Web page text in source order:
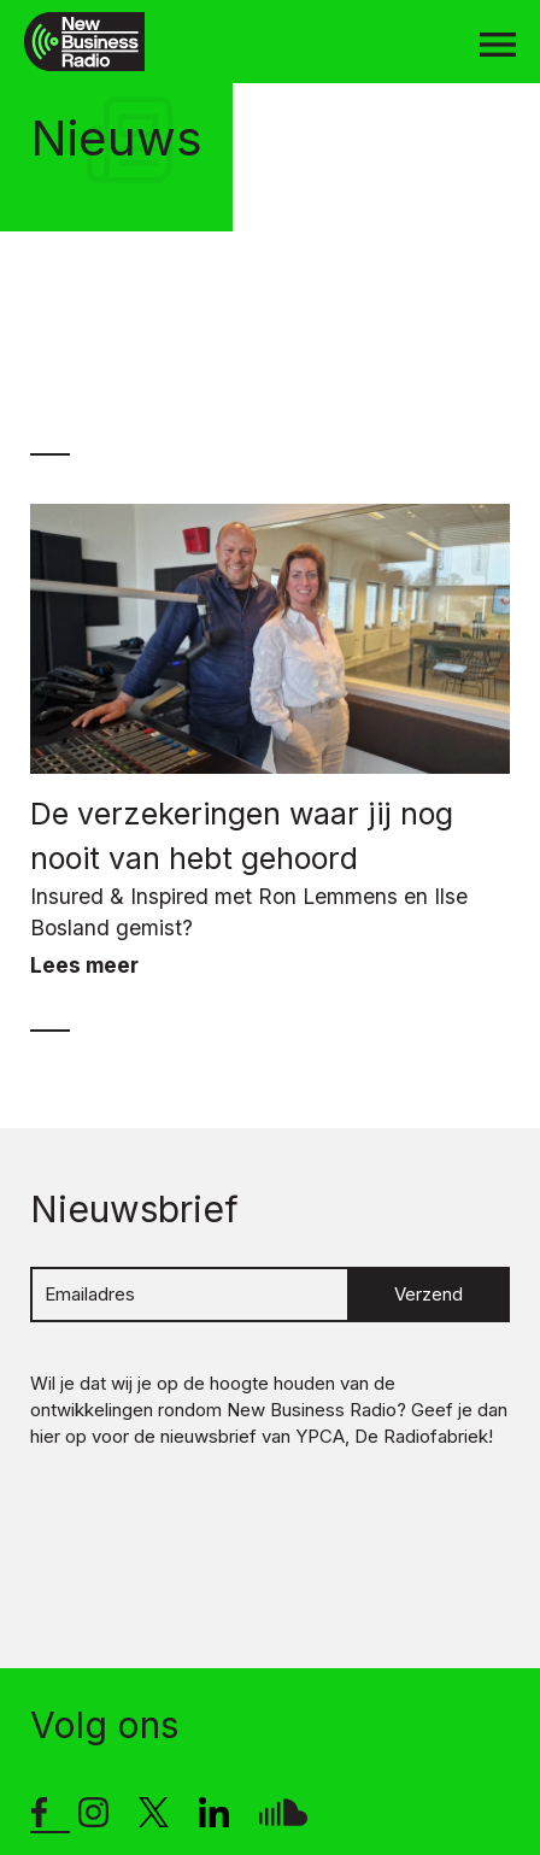
Nieuws
De verzekeringen waar jij nog
nooit van hebt gehoord
Insured & Inspired met Ron Lemmens en Ilse
Bosland gemist?
Lees meer
Nieuwsbrief
Verzend
Wil je dat wij je op de hoogte houden van de
ontwikkelingen rondom New Business Radio? Geef je dan
hier op voor de nieuwsbrief van YPCA, De Radiofabriek!
Volg ons